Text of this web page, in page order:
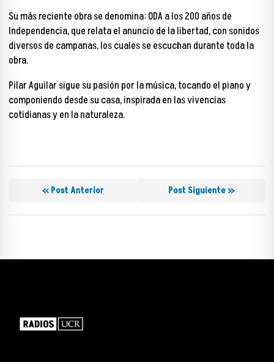
Su más reciente obra se denomina: ODA a los 200 años de
Independencia, que relata el anuncio de la libertad, con sonidos
diversos de campanas, los cuales se escuchan durante toda la
obra.
Pilar Aguilar sigue su pasión por la música, tocando el piano y
componiendo desde su casa, inspirada en las vivencias
cotidianas y en la naturaleza.
« Post Anterior Post Siguiente »